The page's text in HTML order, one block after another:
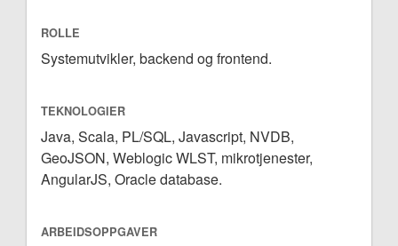
ROLLE
Systemutvikler, backend og frontend.
TEKNOLOGIER
Java, Scala, PL/SQL, Javascript, NVDB,
GeoJSON, Weblogic WLST, mikrotjenester,
AngularJS, Oracle database.
ARBEIDSOPPGAVER